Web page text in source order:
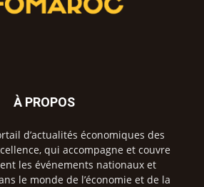
À PROPOS
d’actualités économiques des
qui accompagne et couvre
les événements nationaux et
le monde de l’économie et de la